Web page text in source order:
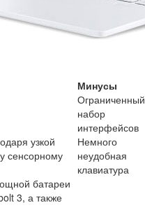
Минусы
Ограниченный
набор
интерфейсов
узкой
сенсорному
Немного
неудобная
клавиатура
батареи
3, а также